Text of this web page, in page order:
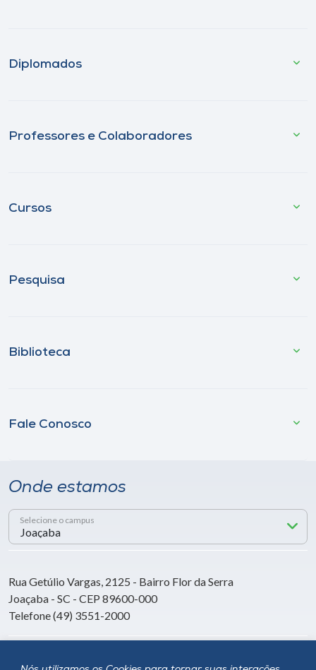
Diplomados
Professores e Colaboradores
Cursos
Pesquisa
Biblioteca
Fale Conosco
Onde estamos
Selecione o campus
Rua Getúlio Vargas, 2125 - Bairro Flor da Serra
Joaçaba - SC - CEP 89600-000
Telefone (49) 3551-2000
Siga a Unoesc